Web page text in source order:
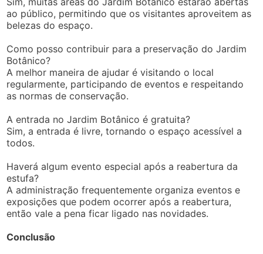
ao público, permitindo que os visitantes aproveitem as
belezas do espaço.
Como posso contribuir para a preservação do Jardim
Botânico?
A melhor maneira de ajudar é visitando o local
regularmente, participando de eventos e respeitando
as normas de conservação.
A entrada no Jardim Botânico é gratuita?
Sim, a entrada é livre, tornando o espaço acessível a
todos.
Haverá algum evento especial após a reabertura da
estufa?
A administração frequentemente organiza eventos e
exposições que podem ocorrer após a reabertura,
então vale a pena ficar ligado nas novidades.
Conclusão